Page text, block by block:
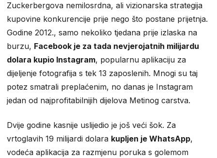
Zuckerbergova nemilosrdna, ali vizionarska strategija
kupovine konkurencije prije nego što postane prijetnja.
Godine 2012., samo nekoliko tjedana prije izlaska na
burzu, Facebook je za tada nevjerojatnih milijardu
dolara kupio Instagram, popularnu aplikaciju za
dijeljenje fotografija s tek 13 zaposlenih. Mnogi su taj
potez smatrali preplaćenim, no danas je Instagram
jedan od najprofitabilnijih dijelova Metinog carstva.
Dvije godine kasnije uslijedio je još veći šok. Za
vrtoglavih 19 milijardi dolara kupljen je WhatsApp,
vodeća aplikacija za razmjenu poruka s golemom